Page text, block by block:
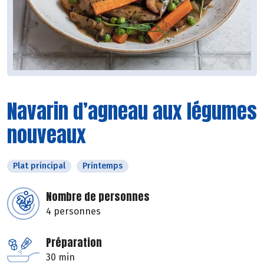
Navarin d’agneau aux légumes
nouveaux
Plat principal Printemps
Nombre de personnes
4 personnes
Préparation
30 min